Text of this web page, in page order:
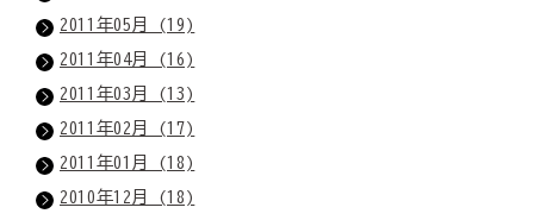
2011年05月 (19)
2011年04月 (16)
2011年03月 (13)
2011年02月 (17)
2011年01月 (18)
2010年12月 (18)